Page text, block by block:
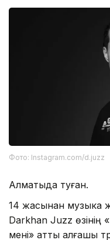
Фото: Іnstagram.com/d.juzz
Алматыда туған.
14 жасынан музыка
Darkhan Juzz
мені» атты алғашқы